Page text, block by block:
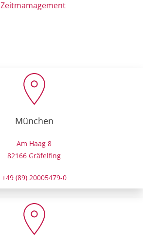
Zeitmamagement
München
Am Haag 8
82166 Gräfelfing
+49 (89) 20005479-0